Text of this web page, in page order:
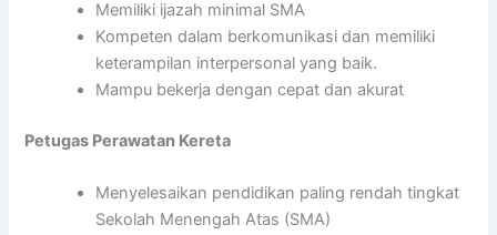
Memiliki ijazah minimal SMA
Kompeten dalam berkomunikasi dan memiliki
keterampilan interpersonal yang baik.
Mampu bekerja dengan cepat dan akurat
Petugas Perawatan Kereta
Menyelesaikan pendidikan paling rendah tingkat
Sekolah Menengah Atas (SMA)